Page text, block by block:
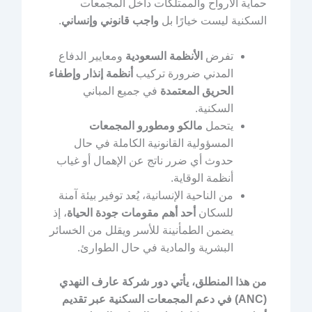
حماية الأرواح والممتلكات داخل المجمعات
السكنية ليست خيارًا بل واجب قانوني وإنساني.
تفرض الأنظمة السعودية ومعايير الدفاع
المدني ضرورة تركيب أنظمة إنذار وإطفاء
الحريق المعتمدة في جميع المباني
السكنية.
يتحمل مالكو ومطورو المجمعات
المسؤولية القانونية الكاملة في حال
حدوث أي ضرر ناتج عن الإهمال أو غياب
أنظمة الوقاية.
من الناحية الإنسانية، يُعد توفير بيئة آمنة
للسكان أحد أهم مقومات جودة الحياة، إذ
يضمن الطمأنينة للأسر ويقلل من الخسائر
البشرية والمادية في حال الطوارئ.
من هذا المنطلق، يأتي دور شركة عارف النهدي
(ANC) في دعم المجمعات السكنية عبر تقديم